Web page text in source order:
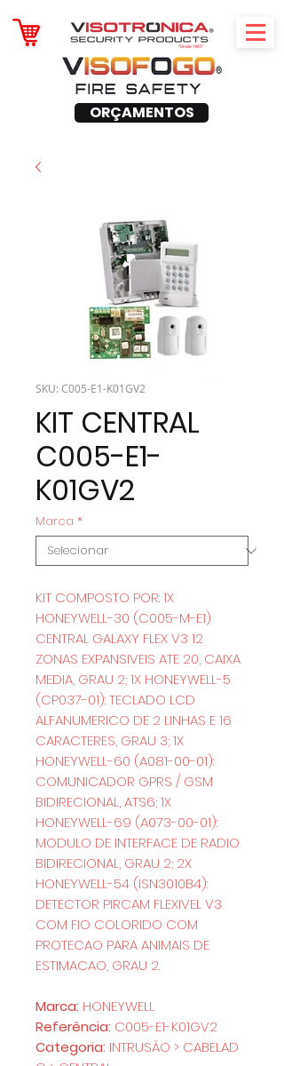
ORÇAMENTOS
SKU: C005-E1-K01GV2
KIT CENTRAL
C005-E1-
K01GV2
Marca *
KIT COMPOSTO POR: 1X
HONEYWELL-30 (C005-M-E1)
CENTRAL GALAXY FLEX V3 12
ZONAS EXPANSIVEIS ATE 20, CAIXA
MEDIA, GRAU 2; 1X HONEYWELL-5
(CP037-01): TECLADO LCD
ALFANUMERICO DE 2 LINHAS E 16
CARACTERES, GRAU 3; 1X
HONEYWELL-60 (A081-00-01):
COMUNICADOR GPRS / GSM
BIDIRECIONAL, ATS6; 1X
HONEYWELL-69 (A073-00-01):
MODULO DE INTERFACE DE RADIO
BIDIRECIONAL, GRAU 2; 2X
HONEYWELL-54 (ISN3010B4):
DETECTOR PIRCAM FLEXIVEL V3
COM FIO COLORIDO COM
PROTECAO PARA ANIMAIS DE
ESTIMACAO, GRAU 2.
Marca: HONEYWELL
Referência: C005-E1-K01GV2
Categoria: INTRUSÃO > CABELAD